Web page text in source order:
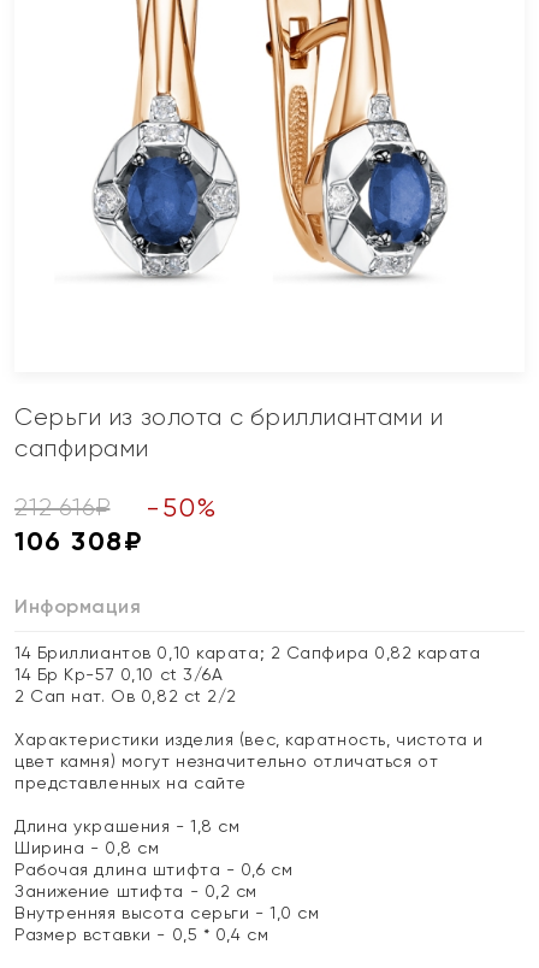
Серьги из золота с бриллиантами и
сапфирами
212 616₽ - 50%
106 308₽
Информация
14 Бриллиантов 0,10 карата; 2 Сапфира 0,82 карата
14 Бр Кр-57 0,10 ct 3/6А
2 Сап нат. Ов 0,82 ct 2/2
Характеристики изделия (вес, каратность, чистота и
цвет камня) могут незначительно отличаться от
представленных на сайте
Длина украшения - 1,8 см
Ширина - 0,8 см
Рабочая длина штифта - 0,6 см
Занижение штифта - 0,2 см
Внутренняя высота серьги - 1,0 см
Размер вставки - 0,5 * 0,4 см